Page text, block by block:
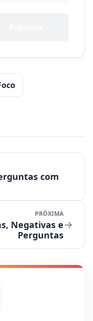
com
PRÓXIMA
Negativas e
Perguntas
→